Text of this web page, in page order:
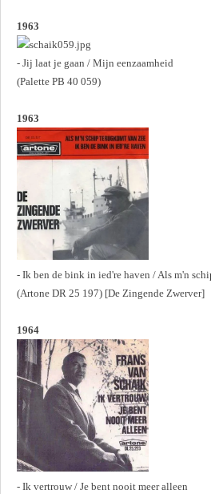
1963
- Jij laat je gaan / Mijn eenzaamheid
(Palette PB 40 059)
1963
- Ik ben de bink in ied're haven / Als m'n
(Artone DR 25 197) [De Zingende Zwerver]
1964
- Ik vertrouw / Je bent nooit meer alleen